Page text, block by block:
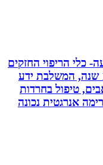
הריפוי החזקים
נטורופתית כ-18 שנה, המשלבת ידע
בחרדות
נכונה